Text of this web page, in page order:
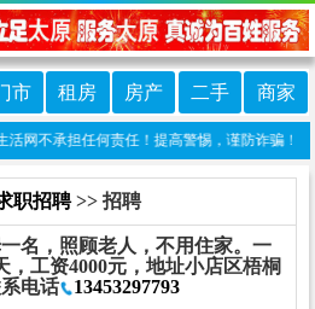
市 租房 房产 二手 商家
不承担任何责任！提高警惕，谨防诈骗！做
职招聘>> 招聘
名，照顾老人，不用住家。一
，工资4000元，地址小店区梧桐
电话
13453297793